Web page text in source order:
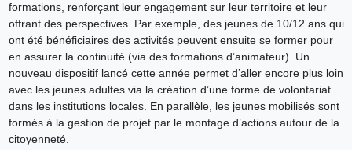
formations, renforçant leur engagement sur leur territoire et leur
offrant des perspectives. Par exemple, des jeunes de 10/12 ans qui
ont été bénéficiaires des activités peuvent ensuite se former pour
en assurer la continuité (via des formations d’animateur). Un
nouveau dispositif lancé cette année permet d’aller encore plus loin
avec les jeunes adultes via la création d’une forme de volontariat
dans les institutions locales. En parallèle, les jeunes mobilisés sont
formés à la gestion de projet par le montage d’actions autour de la
citoyenneté.